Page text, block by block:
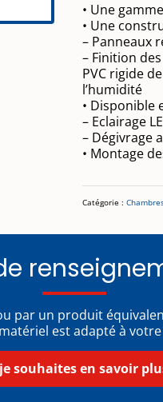
• Une
• Une
– Panneaux
– Finition
PVC rigide
l’humidité
• Disponible
– Eclairage
– Dégivrage
• Montage
Catégorie :
par un produit
est adapté à
souhaites en savoir